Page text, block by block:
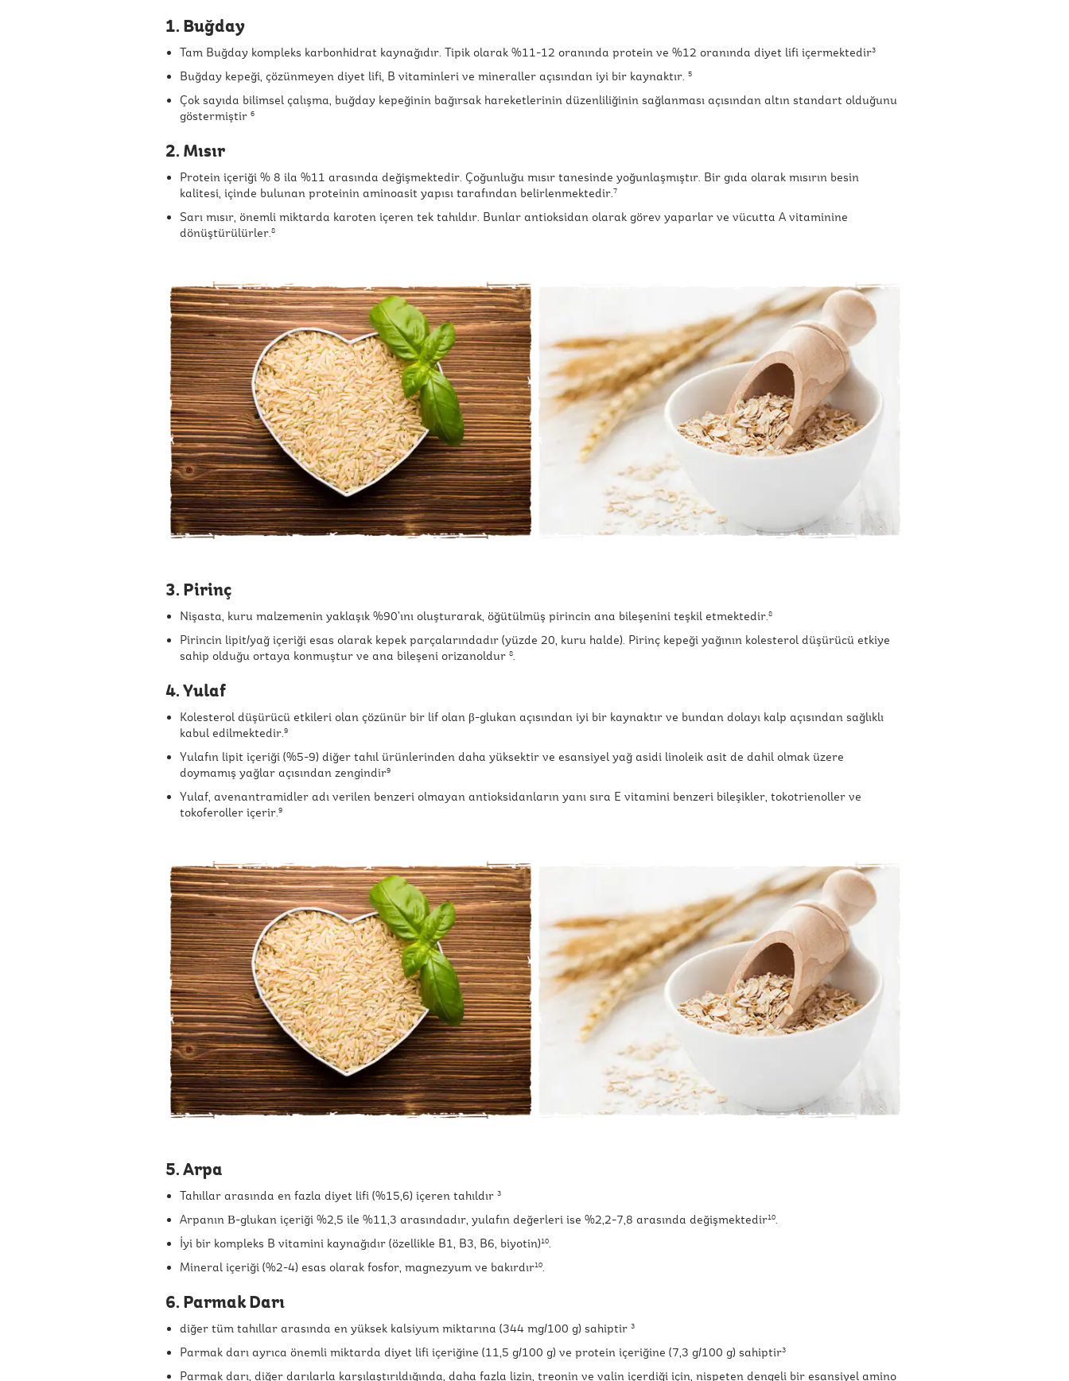
1. Buğday
Tam Buğday kompleks karbonhidrat kaynağıdır. Tipik olarak %11-12 oranında protein ve %12 oranında diyet lifi içermektedir3
Buğday kepeği, çözünmeyen diyet lifi, B vitaminleri ve mineraller açısından iyi bir kaynaktır.5
Çok sayıda bilimsel çalışma, buğday kepeğinin bağırsak hareketlerinin düzenliliğinin sağlanması açısından altın standart olduğunu
göstermiştir6
2. Mısır
Protein içeriği % 8 ila %11 arasında değişmektedir. Çoğunluğu mısır tanesinde yoğunlaşmıştır. Bir gıda olarak mısırın besin
kalitesi, içinde bulunan proteinin aminoasit yapısı tarafından belirlenmektedir.7
Sarı mısır, önemli miktarda karoten içeren tek tahıldır. Bunlar antioksidan olarak görev yaparlar ve vücutta A vitaminine
dönüştürülürler.8
3. Pirinç
Nişasta, kuru malzemenin yaklaşık %90’ını oluşturarak, öğütülmüş pirincin ana bileşenini teşkil etmektedir.8
Pirincin lipit/yağ içeriği esas olarak kepek parçalarındadır (yüzde 20, kuru halde). Pirinç kepeği yağının kolesterol düşürücü etkiye
sahip olduğu ortaya konmuştur ve ana bileşeni orizanoldur8.
4. Yulaf
Kolesterol düşürücü etkileri olan çözünür bir lif olan β-glukan açısından iyi bir kaynaktır ve bundan dolayı kalp açısından sağlıklı
kabul edilmektedir.9
Yulafın lipit içeriği (%5-9) diğer tahıl ürünlerinden daha yüksektir ve esansiyel yağ asidi linoleik asit de dahil olmak üzere
doymamış yağlar açısından zengindir9
Yulaf, avenantramidler adı verilen benzeri olmayan antioksidanların yanı sıra E vitamini benzeri bileşikler, tokotrienoller ve
tokoferoller içerir.9
5. Arpa
Tahıllar arasında en fazla diyet lifi (%15,6) içeren tahıldır3
Arpanın Β-glukan içeriği %2,5 ile %11,3 arasındadır, yulafın değerleri ise %2,2-7,8 arasında değişmektedir10.
İyi bir kompleks B vitamini kaynağıdır (özellikle B1, B3, B6, biyotin)10.
Mineral içeriği (%2-4) esas olarak fosfor, magnezyum ve bakırdır10.
6. Parmak Darı
diğer tüm tahıllar arasında en yüksek kalsiyum miktarına (344 mg/100 g) sahiptir3
Parmak darı ayrıca önemli miktarda diyet lifi içeriğine (11,5 g/100 g) ve protein içeriğine (7,3 g/100 g) sahiptir3
Parmak darı, diğer darılarla karşılaştırıldığında, daha fazla lizin, treonin ve valin içerdiği için, nispeten dengeli bir esansiyel amino